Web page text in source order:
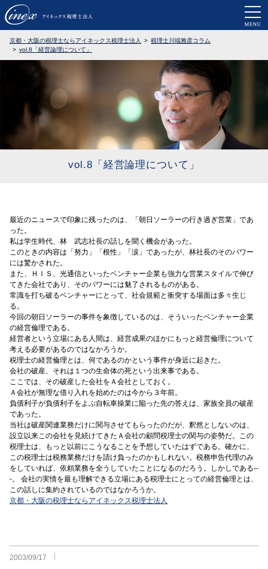
京都・大阪で税務調査に強い税理士な
京都・大阪の税理士ならアイネックス税理士法人
税理士川端雅彦コラム
vol.8「経営論理について」
vol.8「経営論理について」
最近のニュースで印象に残ったのは、「朝日ソーラーの行き過ぎ営業」であ
った。
私は学生時代、林 武志社長の話しを聞く機会があった。
このときの内容は「努力」「根性」「涙」であったが、林社長のそのパワー
には驚かされた。
また、ＨＩＳ、光通信といったベンチャー企業も強力な営業スタイルで伸び
てきた会社であり、そのパワーには魅了されるものがある。
常識を打ち破るベンチャーにとって、社会規範と衝突する場面は多々生じ
る。
今回の朝日ソーラーの事件を象徴しているのは、そういったベンチャー企業
の経営倫理である。
経営者という立場にある人間は、経営成果のほかにもっと経営倫理について
考える必要があるのではなかろうか。
税理士の経営倫理とは、何であるのかという事件が身近に起きた。
会社の破産、それは１つの生命体の死という出来事である。
ここでは、その破産した会社をＡ会社としておく。
Ａ会社が無理な借り入れを始めたのは今から３年前。
負債利子が負債利子をよぶ自転車操業に陥った先の答えは、家族全員の破産
であった。
当社は破産関連業務だけに関与させてもらったのだが、釈然としないのは、
設立以来この会社を見続けてきたＡ会社の顧問税理士の関与の姿勢だ。この
税理士は、もっと以前にこうなることを予想していたはずである。確かに、
この税理士は税務業務だけを請け負ったのかもしれない。税務申告代理のみ
をしていれば、依頼業務を全うしていたことになるのだろう。しかしである--
-。 会社の実情を最も理解できる立場にある税理士にとっての経営倫理とは、
この話しに集約されているのではなかろうか。
京都・大阪の税理士ならアイネックス税理士法人
2003/09/17